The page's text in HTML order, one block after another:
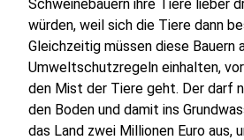
Schweinebauern ihre Tiere lieber
würden, weil sich die Tiere dann
Gleichzeitig müssen diese Bauern
Umweltschutzregeln einhalten,
den Mist der Tiere geht. Der darf
den Boden und damit ins
das Land zwei Millionen Euro aus,